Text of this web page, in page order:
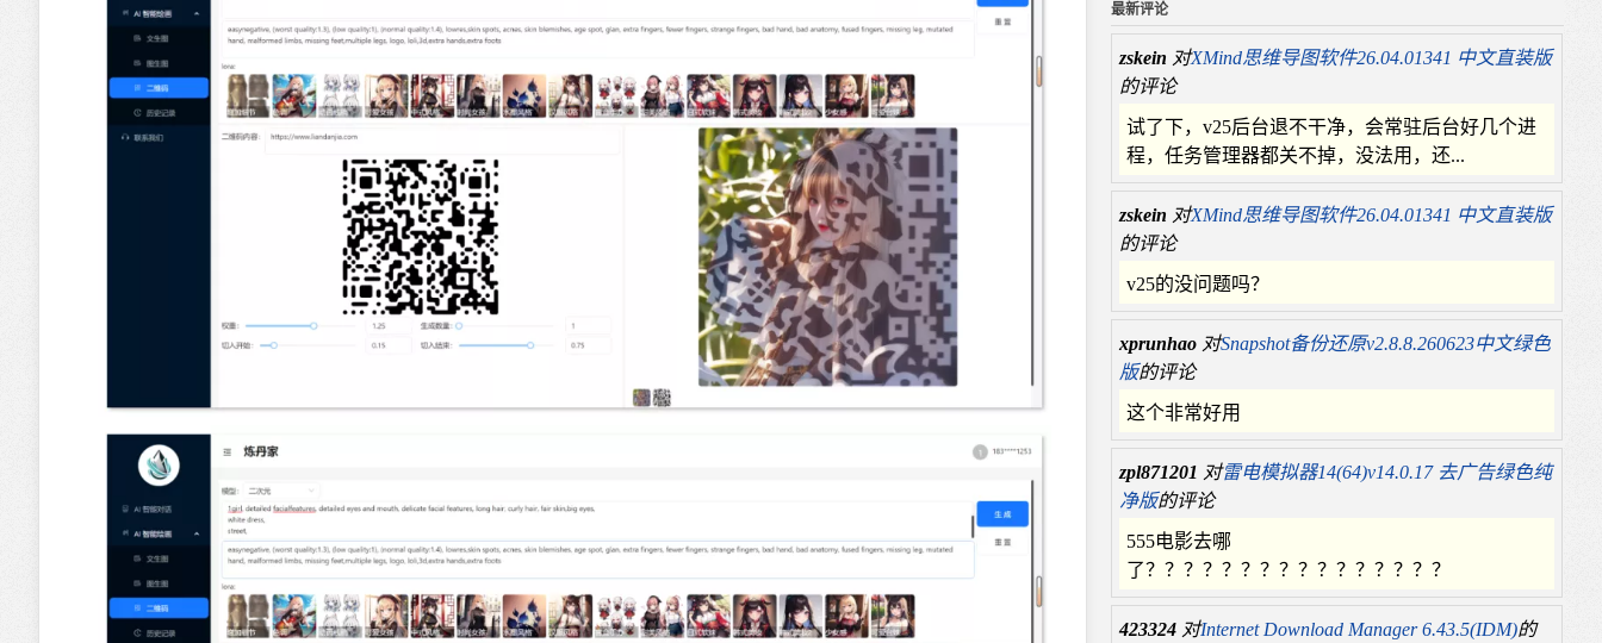
最新评论
zskein 对XMind思维导图软件26.04.01341 中文直装版
的评论
试了下，v25后台退不干净，会常驻后台好几个进
程，任务管理器都关不掉，没法用，还...
zskein 对XMind思维导图软件26.04.01341 中文直装版
的评论
v25的没问题吗？
xprunhao 对Snapshot备份还原v2.8.8.260623中文绿色
版的评论
这个非常好用
zpl871201 对雷电模拟器14(64)v14.0.17 去广告绿色纯
净版的评论
555电影去哪
了？？？？？？？？？？？？？？？？
423324 对Internet Download Manager 6.43.5(IDM)的